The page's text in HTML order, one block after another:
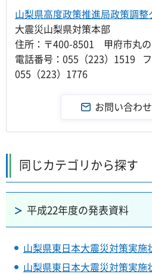
山梨県高度政策推進局政策調整
大震災山梨県対策本部
住所：〒400-8501 甲府市丸の
電話番号：055（223）1519 フ
055（223）1776
同じカテゴリから探す
平成22年度の発表資料
山梨県東日本大震災対策実施
山梨県東日本大震災対策実施